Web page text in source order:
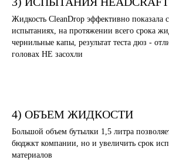
Жидкость CleanDrop эффективно показала
испытаниях, на протяжении всего срока
чернильные капы, результат теста дюз -
головах НЕ засохли
4) ОБЪЕМ ЖИДКОСТИ
Большой объем бутылки 1,5 литра
бюджкт компании, но и увеличить срок
материалов